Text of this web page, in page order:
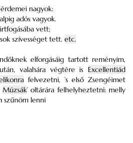
nagyok:
adós vagyok.
vett;
szívességet tett. etc.
elforgásáig tartott reményim,
valahára végtére is Excellentiád
felvezetni, ’s első Zsengéimet
Múzsák’ oltárára felhelyheztetni: melly
szűnöm lenni